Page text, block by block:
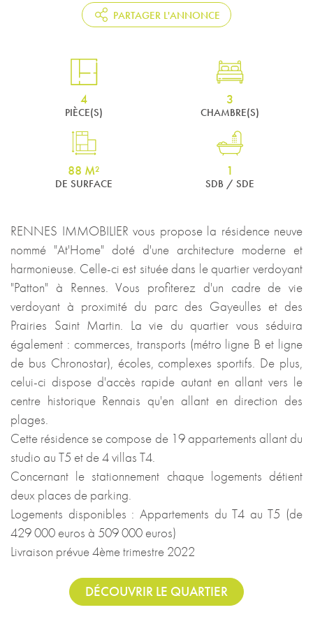
PARTAGER L'ANNONCE
4
PIÈCE(S)
3
CHAMBRE(S)
88 M²
DE SURFACE
1
SDB / SDE
RENNES IMMOBILIER vous propose la résidence neuve
nommé "At'Home" doté d'une architecture moderne et
harmonieuse. Celle-ci est située dans le quartier verdoyant
"Patton" à Rennes. Vous profiterez d'un cadre de vie
verdoyant à proximité du parc des Gayeulles et des
Prairies Saint Martin. La vie du quartier vous séduira
également : commerces, transports (métro ligne B et ligne
de bus Chronostar), écoles, complexes sportifs. De plus,
celui-ci dispose d'accès rapide autant en allant vers le
centre historique Rennais qu'en allant en direction des
plages.
Cette résidence se compose de 19 appartements allant du
studio au T5 et de 4 villas T4.
Concernant le stationnement chaque logements détient
deux places de parking.
Logements disponibles : Appartements du T4 au T5 (de
429 000 euros à 509 000 euros)
Livraison prévue 4ème trimestre 2022
DÉCOUVRIR LE QUARTIER